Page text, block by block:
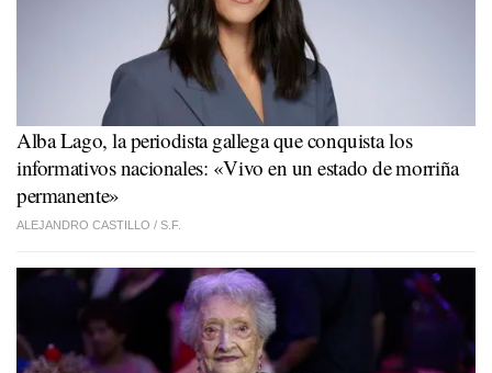
Alba Lago, la periodista gallega que conquista los
informativos nacionales: «Vivo en un estado de morriña
permanente»
ALEJANDRO CASTILLO / S.F.